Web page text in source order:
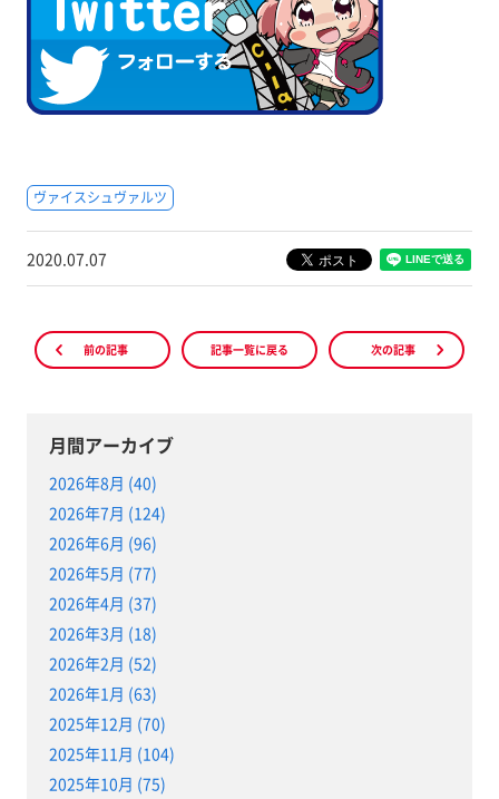
ヴァイスシュヴァルツ
2020.07.07
前の記事 記事一覧に戻る 次の記事
月間アーカイブ
2026年8月 (40)
2026年7月 (124)
2026年6月 (96)
2026年5月 (77)
2026年4月 (37)
2026年3月 (18)
2026年2月 (52)
2026年1月 (63)
2025年12月 (70)
2025年11月 (104)
2025年10月 (75)